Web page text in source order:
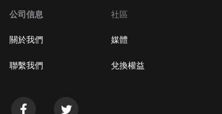
公司信息
關於我們
聯繫我們
社區
媒體
兌換權益